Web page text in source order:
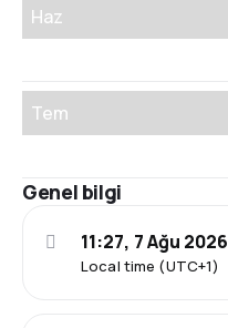
Haz
Tem
Genel bilgi
Local time (UTC+1)
11:27, 7 Ağu 2026